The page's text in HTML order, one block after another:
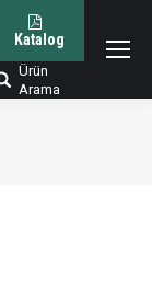
Katalog
Ürün
Arama